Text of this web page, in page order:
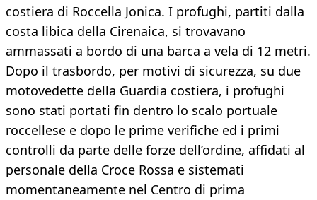
costiera di Roccella Jonica. I profughi, partiti dalla
costa libica della Cirenaica, si trovavano
ammassati a bordo di una barca a vela di 12 metri.
Dopo il trasbordo, per motivi di sicurezza, su due
motovedette della Guardia costiera, i profughi
sono stati portati fin dentro lo scalo portuale
roccellese e dopo le prime verifiche ed i primi
controlli da parte delle forze dell’ordine, affidati al
personale della Croce Rossa e sistemati
momentaneamente nel Centro di prima